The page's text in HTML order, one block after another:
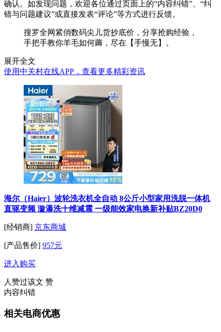
确认。如发现问题，欢迎各位通过页面上的“内容纠错”、“纠
错与问题建议”或直接发表“评论”等方式进行反馈。
搜罗全网紧俏数码尖儿货抄底价，分享抢购经验，
手把手教你羊毛如何薅，尽在【手慢无】。
展开全文
使用中关村在线APP，查看更多精彩资讯
海尔（Haier）波轮洗衣机全自动 8公斤小型家用洗脱一体机
直驱变频 漩瀑洗十维减震 一级能效家电换新补贴BZ20D0
[经销商] 京东商城
[产品售价] 957元
进入购买
人赞过该文 赞
内容纠错
相关电商优惠